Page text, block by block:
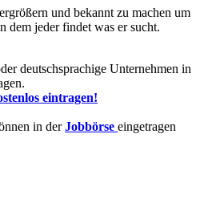
und bekannt zu machen um
dem jeder findet was er sucht.
deutschsprachige Unternehmen in
eintragen!
in derJobbörse eingetragen